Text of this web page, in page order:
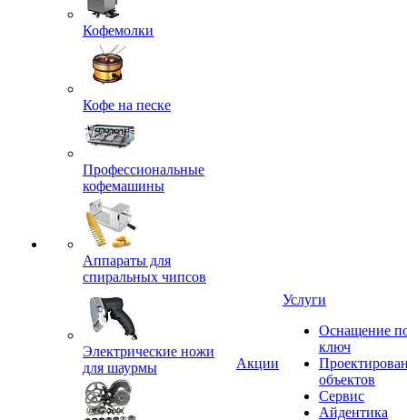
Кофемолки
Кофе на песке
Профессиональные
кофемашины
Аппараты для
спиральных чипсов
Электрические ножи
для шаурмы
Акции
Услуги
Оснащение
ключ
объектов
Сервис
Айдентика